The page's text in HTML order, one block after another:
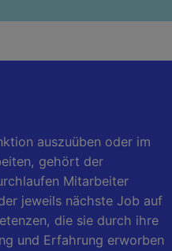
auszuüben oder im
gehört der
Mitarbeiter
jeweils nächste Job auf
die sie durch ihre
und Erfahrung erworben